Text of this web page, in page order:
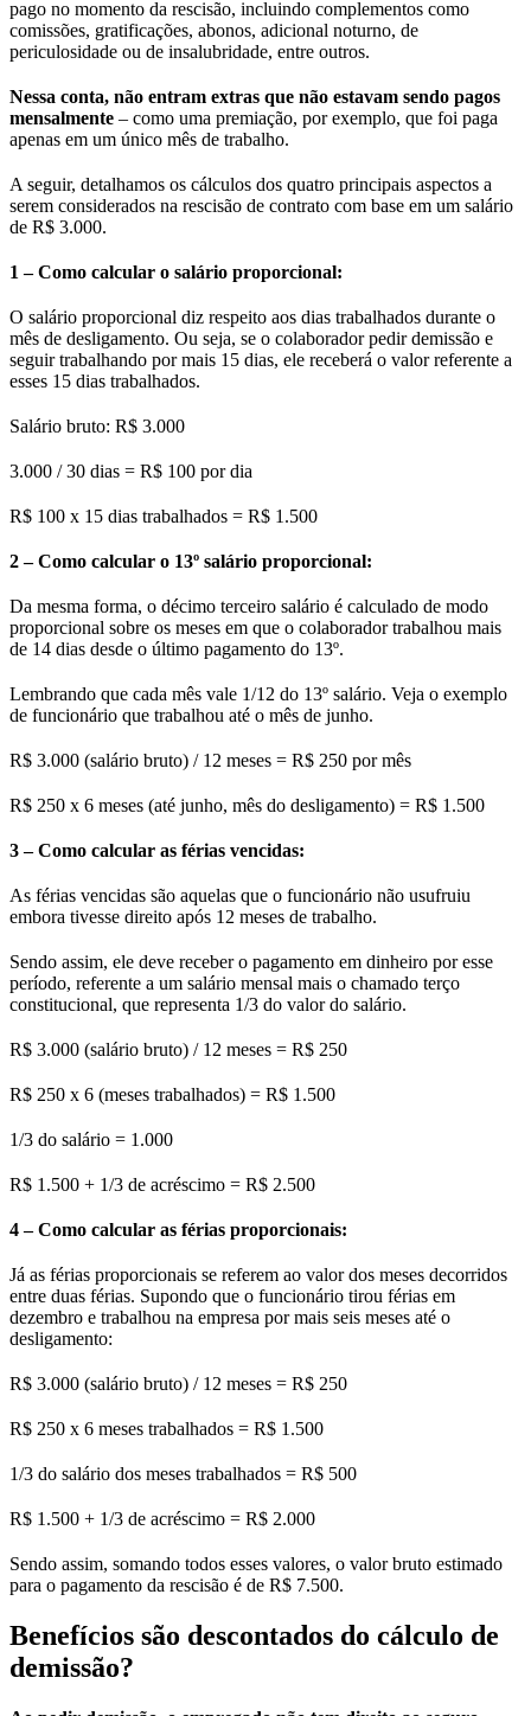
pago no momento da rescisão, incluindo complementos como
comissões, gratificações, abonos, adicional noturno, de
periculosidade ou de insalubridade, entre outros.
Nessa conta, não entram extras que não estavam sendo pagos
mensalmente – como uma premiação, por exemplo, que foi paga
apenas em um único mês de trabalho.
A seguir, detalhamos os cálculos dos quatro principais aspectos a
serem considerados na rescisão de contrato com base em um salário
de R$ 3.000.
1 – Como calcular o salário proporcional:
O salário proporcional diz respeito aos dias trabalhados durante o
mês de desligamento. Ou seja, se o colaborador pedir demissão e
seguir trabalhando por mais 15 dias, ele receberá o valor referente a
esses 15 dias trabalhados.
Salário bruto: R$ 3.000
3.000 / 30 dias = R$ 100 por dia
R$ 100 x 15 dias trabalhados = R$ 1.500
2 – Como calcular o 13º salário proporcional:
Da mesma forma, o décimo terceiro salário é calculado de modo
proporcional sobre os meses em que o colaborador trabalhou mais
de 14 dias desde o último pagamento do 13º.
Lembrando que cada mês vale 1/12 do 13º salário. Veja o exemplo
de funcionário que trabalhou até o mês de junho.
R$ 3.000 (salário bruto) / 12 meses = R$ 250 por mês
R$ 250 x 6 meses (até junho, mês do desligamento) = R$ 1.500
3 – Como calcular as férias vencidas:
As férias vencidas são aquelas que o funcionário não usufruiu
embora tivesse direito após 12 meses de trabalho.
Sendo assim, ele deve receber o pagamento em dinheiro por esse
período, referente a um salário mensal mais o chamado terço
constitucional, que representa 1/3 do valor do salário.
R$ 3.000 (salário bruto) / 12 meses = R$ 250
R$ 250 x 6 (meses trabalhados) = R$ 1.500
1/3 do salário = 1.000
R$ 1.500 + 1/3 de acréscimo = R$ 2.500
4 – Como calcular as férias proporcionais:
Já as férias proporcionais se referem ao valor dos meses decorridos
entre duas férias. Supondo que o funcionário tirou férias em
dezembro e trabalhou na empresa por mais seis meses até o
desligamento:
R$ 3.000 (salário bruto) / 12 meses = R$ 250
R$ 250 x 6 meses trabalhados = R$ 1.500
1/3 do salário dos meses trabalhados = R$ 500
R$ 1.500 + 1/3 de acréscimo = R$ 2.000
Sendo assim, somando todos esses valores, o valor bruto estimado
para o pagamento da rescisão é de R$ 7.500.
Benefícios são descontados do cálculo de
demissão?